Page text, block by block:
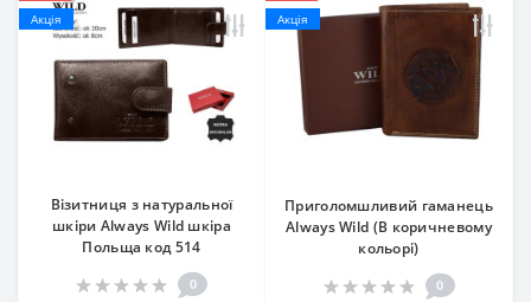
Акція
Візитниця з натуральної
шкіри Always Wild шкіра
Польща код 514
0
Акція
Приголомшливий гаманець
Always Wild (В коричневому
кольорі)
0